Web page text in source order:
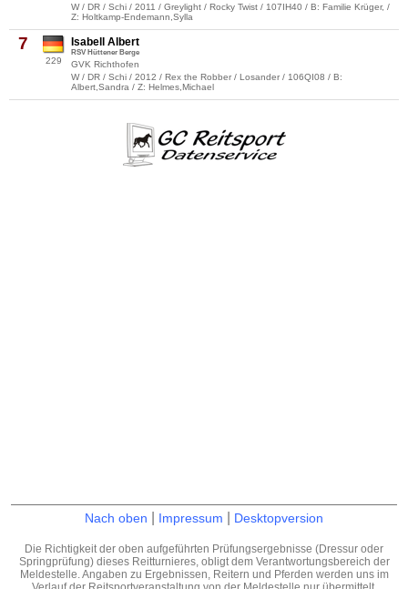
W / DR / Schi / 2011 / Greylight / Rocky Twist / 107IH40 / B: Familie Krüger, /
Z: Holtkamp-Endemann,Sylla
7
229
Isabell Albert
RSV Hüttener Berge
GVK Richthofen
W / DR / Schi / 2012 / Rex the Robber / Losander / 106QI08 / B:
Albert,Sandra / Z: Helmes,Michael
Nach oben Impressum Desktopversion
Die Richtigkeit der oben aufgeführten Prüfungsergebnisse (Dressur oder
Springprüfung) dieses Reitturnieres, obligt dem Verantwortungsbereich der
Meldestelle. Angaben zu Ergebnissen, Reitern und Pferden werden uns im